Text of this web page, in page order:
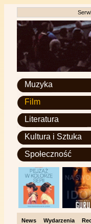
Muzyka
Film
Literatura
Kultura i Sztuka
Społeczność
News Wydarzenia